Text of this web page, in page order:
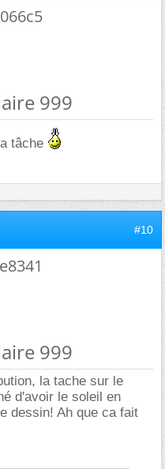
999
tâche
#10
999
la tache sur le
d'avoir le soleil en
dessin! Ah que ca fait